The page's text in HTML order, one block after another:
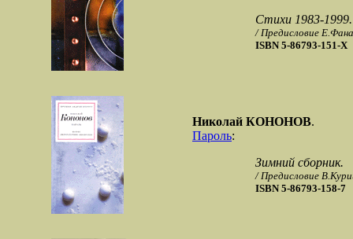
Стихи 1983-1999.
/ Предисловие
ISBN 5-86793-151-X
Николай КОНОНОВ.
Пароль:
Зимний сборник.
/ Предисловие
ISBN 5-86793-158-7